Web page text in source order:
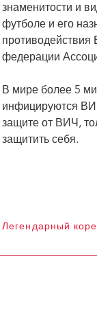
знаменитости и
футболе и его
федерации
В мире более 5
инфицируются
защите от ВИЧ,
защитить себя.
Легендарный